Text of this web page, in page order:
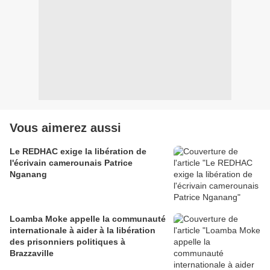
Vous aimerez aussi
Le REDHAC exige la libération de
l'écrivain camerounais Patrice
Nganang
Loamba Moke appelle la communauté
internationale à aider à la libération
des prisonniers politiques à
Brazzaville